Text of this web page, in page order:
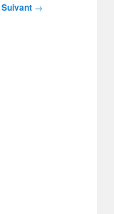
Suivant →